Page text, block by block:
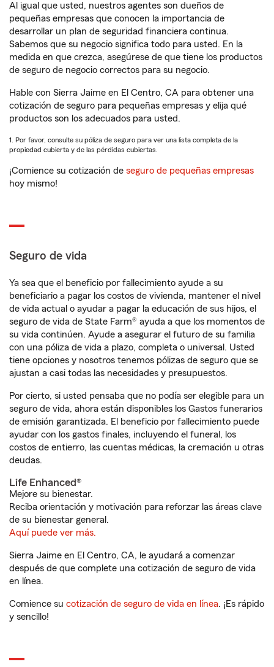
Al igual que usted, nuestros agentes son dueños de
pequeñas empresas que conocen la importancia de
desarrollar un plan de seguridad financiera continua.
Sabemos que su negocio significa todo para usted. En la
medida en que crezca, asegúrese de que tiene los productos
de seguro de negocio correctos para su negocio.
Hable con Sierra Jaime en El Centro, CA para obtener una
cotización de seguro para pequeñas empresas y elija qué
productos son los adecuados para usted.
1. Por favor, consulte su póliza de seguro para ver una lista completa de la
propiedad cubierta y de las pérdidas cubiertas.
¡Comience su cotización de seguro de pequeñas empresas
hoy mismo!
Seguro de vida
Ya sea que el beneficio por fallecimiento ayude a su
beneficiario a pagar los costos de vivienda, mantener el nivel
de vida actual o ayudar a pagar la educación de sus hijos, el
seguro de vida de State Farm® ayuda a que los momentos de
su vida continúen. Ayude a asegurar el futuro de su familia
con una póliza de vida a plazo, completa o universal. Usted
tiene opciones y nosotros tenemos pólizas de seguro que se
ajustan a casi todas las necesidades y presupuestos.
Por cierto, si usted pensaba que no podía ser elegible para un
seguro de vida, ahora están disponibles los Gastos funerarios
de emisión garantizada. El beneficio por fallecimiento puede
ayudar con los gastos finales, incluyendo el funeral, los
costos de entierro, las cuentas médicas, la cremación u otras
deudas.
Life Enhanced®
Mejore su bienestar.
Reciba orientación y motivación para reforzar las áreas clave
de su bienestar general.
Aquí puede ver más.
Sierra Jaime en El Centro, CA, le ayudará a comenzar
después de que complete una cotización de seguro de vida
en línea.
Comience su cotización de seguro de vida en línea. ¡Es rápido
y sencillo!